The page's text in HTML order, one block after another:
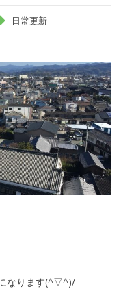
日常更新
なります(^▽^)/